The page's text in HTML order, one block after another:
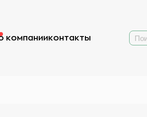
компанииконтакты